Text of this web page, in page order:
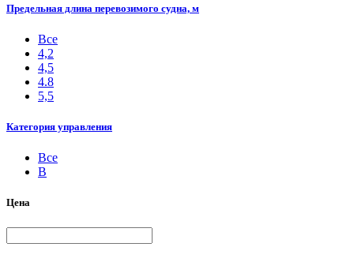
Предельная длина перевозимого судна, м
Все
4,2
4,5
4.8
5,5
Категория управления
Все
B
Цена